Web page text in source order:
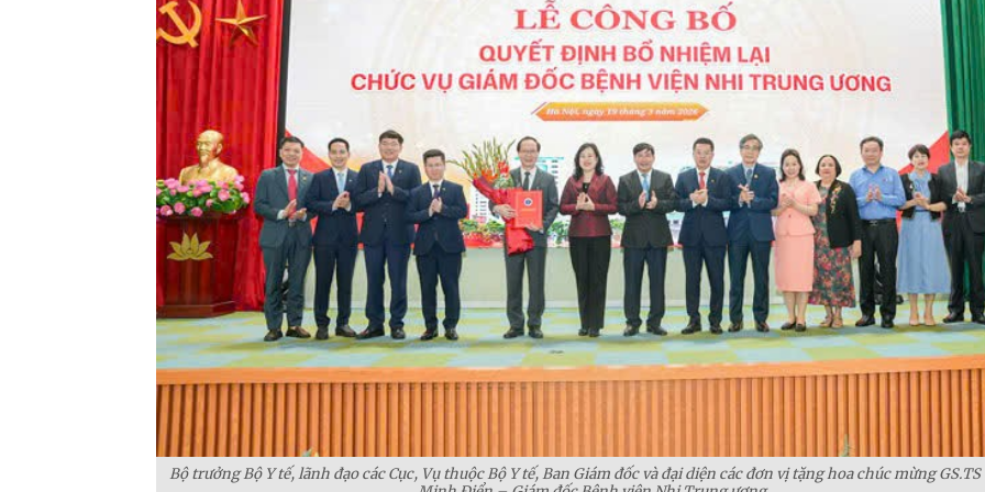
Bộ trưởng Bộ Y tế, lãnh đạo các Cục, Vụ thuộc Bộ Y tế, Ban Giám đốc và đại diện các đơn vị tặng hoa chúc mừng